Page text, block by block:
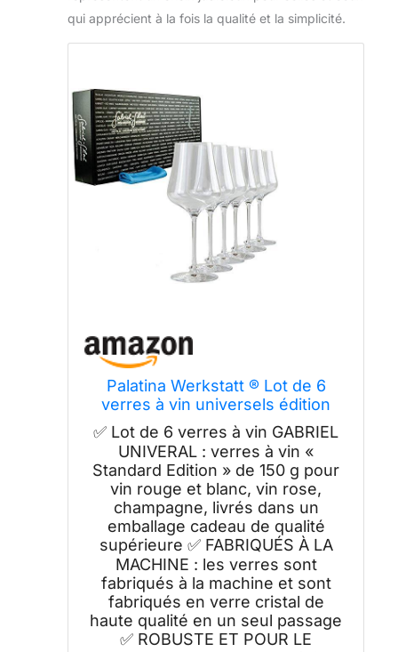
qui apprécient à la fois la qualité et la simplicité.
Palatina Werkstatt ® Lot de 6
verres à vin universels édition
standard avec un grand chiffon
doux de seulement 150 g et
passent au lave-vaisselle
✅ Lot de 6 verres à vin GABRIEL
UNIVERAL : verres à vin «
Standard Edition » de 150 g pour
vin rouge et blanc, vin rose,
champagne, livrés dans un
emballage cadeau de qualité
supérieure ✅ FABRIQUÉS À LA
MACHINE : les verres sont
fabriqués à la machine et sont
fabriqués en verre cristal de
haute qualité en un seul passage
✅ ROBUSTE ET POUR LE